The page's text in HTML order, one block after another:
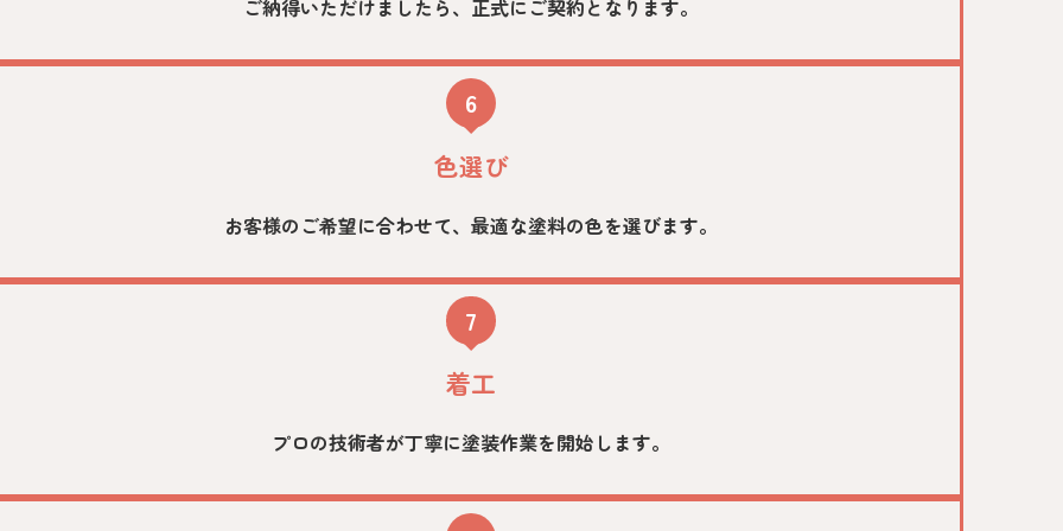
ご納得いただけましたら、正式にご契約となります。
6
色選び
お客様のご希望に合わせて、最適な塗料の色を選びます。
7
着工
プロの技術者が丁寧に塗装作業を開始します。